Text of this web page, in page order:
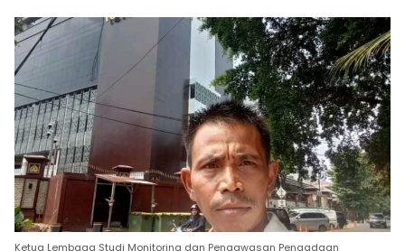
Ketua Lembaga Studi Monitoring dan Pengawasan Pengadaan